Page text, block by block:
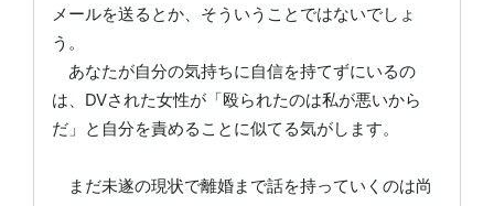
メールを送るとか、そういうことではないでしょ
う。
あなたが自分の気持ちに自信を持てずにいるの
は、DVされた女性が「殴られたのは私が悪いから
だ」と自分を責めることに似てる気がします。
まだ未遂の現状で離婚まで話を持っていくのは尚